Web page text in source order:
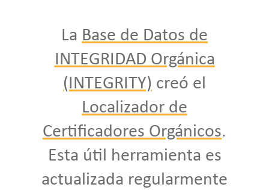
La Base de Datos de
INTEGRIDAD Orgánica
(INTEGRITY) creó el
Localizador de
Certificadores Orgánicos.
Esta útil herramienta es
actualizada regularmente